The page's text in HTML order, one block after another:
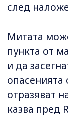
след
Митата
пункта от
и да
опасенията
отразяват
казва пред